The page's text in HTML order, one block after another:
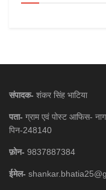
संपादक- शंकर सिंह भाटिया
पता- ग्राम एवं पोस्ट आफिस-
पिन-248140
फ़ोन- 9837887384
ईमेल-